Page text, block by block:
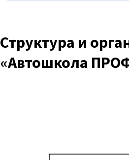
Структура и
«Автошкола